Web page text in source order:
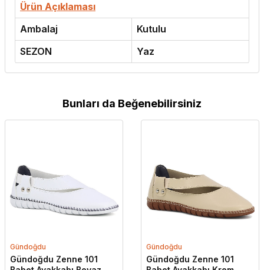
Ürün Açıklaması
Ambalaj
Kutulu
SEZON
Yaz
Bunları da Beğenebilirsiniz
Gündoğdu
Gündoğdu Zenne 101
Gündoğdu
Gündoğdu Zenne 101